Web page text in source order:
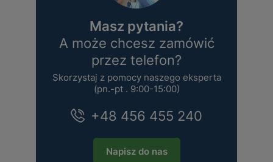
Masz pytania?
A może chcesz zamówić
przez telefon?
Skorzystaj z pomocy naszego eksperta
(pn.-pt . 9:00-15:00)
+48 456 455 240
Napisz do nas